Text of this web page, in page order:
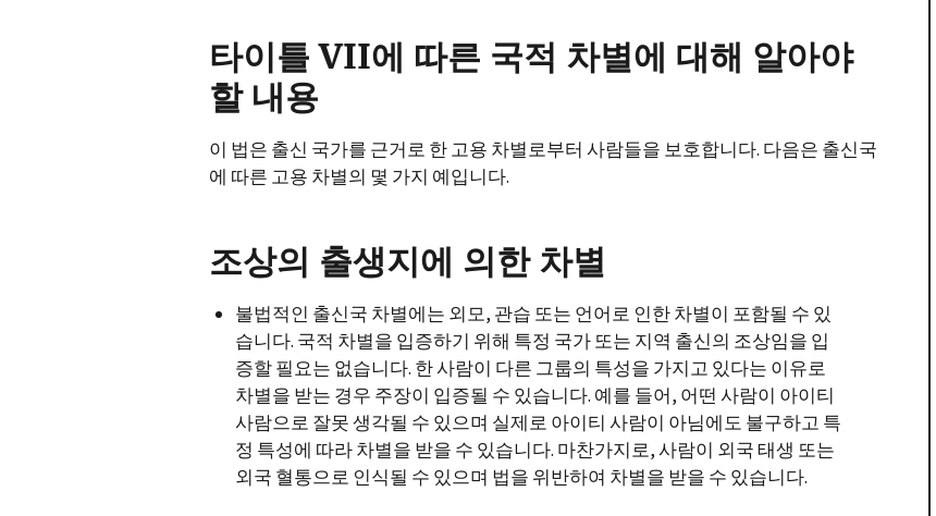
타이틀 VII에 따른 국적 차별에 대해 알아야
할 내용
이 법은 출신 국가를 근거로 한 고용 차별로부터 사람들을 보호합니다. 다음은 출신국
에 따른 고용 차별의 몇 가지 예입니다.
조상의 출생지에 의한 차별
불법적인 출신국 차별에는 외모, 관습 또는 언어로 인한 차별이 포함될 수 있
습니다. 국적 차별을 입증하기 위해 특정 국가 또는 지역 출신의 조상임을 입
증할 필요는 없습니다. 한 사람이 다른 그룹의 특성을 가지고 있다는 이유로
차별을 받는 경우 주장이 입증될 수 있습니다. 예를 들어, 어떤 사람이 아이티
사람으로 잘못 생각될 수 있으며 실제로 아이티 사람이 아님에도 불구하고 특
정 특성에 따라 차별을 받을 수 있습니다. 마찬가지로, 사람이 외국 태생 또는
외국 혈통으로 인식될 수 있으며 법을 위반하여 차별을 받을 수 있습니다.